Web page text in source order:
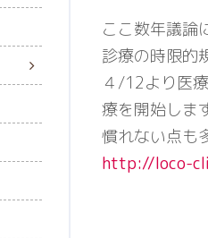
ここ数年議論
診療の時限的
４/12より医
療を開始しま
慣れない点も
http://loco-